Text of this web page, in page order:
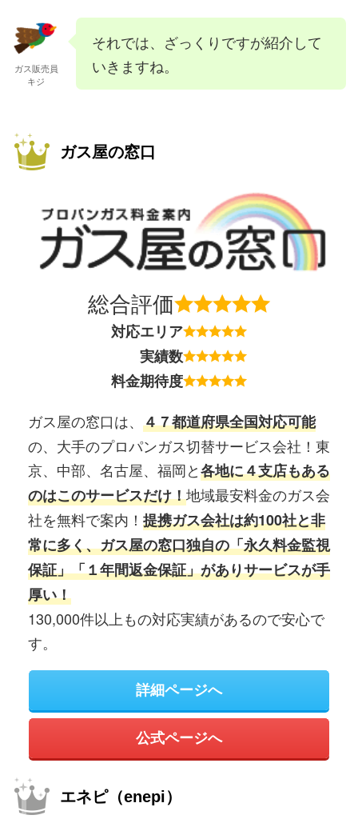
ガス販売員
キジ
それでは、ざっくりですが紹介して
いきますね。
ガス屋の窓口
総合評価
対応エリア
実績数
料金期待度
ガス屋の窓口は、 ４７都道府県全国対応可能
の、大手のプロパンガス切替サービス会社！東
京、中部、名古屋、福岡と各地に４支店もある
のはこのサービスだけ！地域最安料金のガス会
社を無料で案内！ 提携ガス会社は約100社と非
常に多く、ガス屋の窓口独自の「永久料金監視
保証」「１年間返金保証」がありサービスが手
厚い！
130,000件以上もの対応実績があるので安心で
す。
詳細ページへ
公式ページへ
エネピ（enepi）